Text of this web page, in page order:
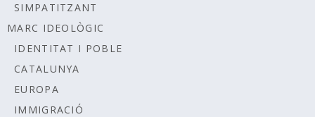
SIMPATITZANT
MARC IDEOLÒGIC
IDENTITAT I POBLE
CATALUNYA
EUROPA
IMMIGRACIÓ